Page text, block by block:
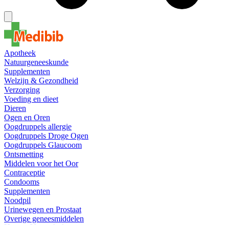
Apotheek
Natuurgeneeskunde
Supplementen
Welzijn & Gezondheid
Verzorging
Voeding en dieet
Dieren
Ogen en Oren
Oogdruppels allergie
Oogdruppels Droge Ogen
Oogdruppels Glaucoom
Ontsmetting
Middelen voor het Oor
Contraceptie
Condooms
Supplementen
Noodpil
Urinewegen en Prostaat
Overige geneesmiddelen